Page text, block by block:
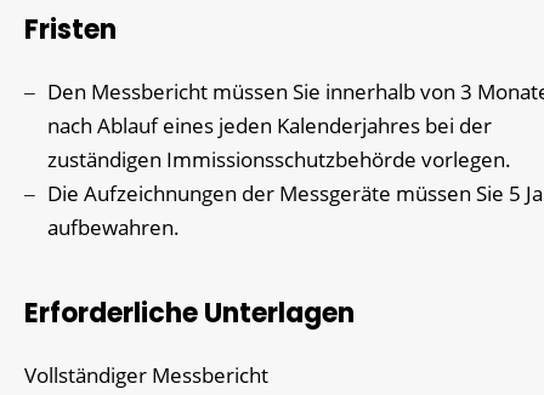
Fristen
Den Messbericht müssen Sie innerhalb von 3
nach Ablauf eines jeden Kalenderjahres bei der
zuständigen Immissionsschutzbehörde vorlegen.
Die Aufzeichnungen der Messgeräte müssen Sie 5
aufbewahren.
Erforderliche Unterlagen
Vollständiger Messbericht